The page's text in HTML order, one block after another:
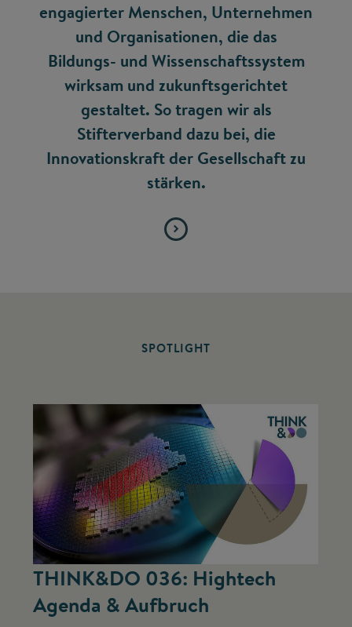
engagierter Menschen, Unternehmen
und Organisationen, die das
Bildungs- und Wissenschaftssystem
wirksam und zukunftsgerichtet
gestaltet. So tragen wir als
Stifterverband dazu bei, die
Innovationskraft der Gesellschaft zu
stärken.
SPOTLIGHT
THINK&DO 036: Hightech
Agenda & Aufbruch